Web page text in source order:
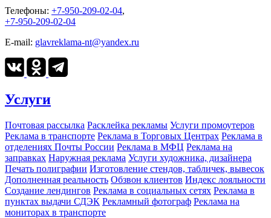
Телефоны: +7-950-209-02-04,
+7-950-209-02-04
E-mail: glavreklama-nt@yandex.ru
Услуги
Почтовая рассылка Расклейка рекламы Услуги промоутеров
Реклама в транспорте Реклама в Торговых Центрах Реклама в
отделениях Почты России Реклама в МФЦ Реклама на
заправках Наружная реклама Услуги художника, дизайнера
Печать полиграфии Изготовление стендов, табличек, вывесок
Дополненная реальность Обзвон клиентов Индекс лояльности
Создание лендингов Реклама в социальных сетях Реклама в
пунктах выдачи СДЭК Рекламный фотограф Реклама на
мониторах в транспорте